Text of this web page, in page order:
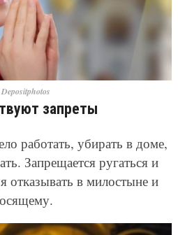
запреты
работать, убирать в доме,
Запрещается ругаться и
отказывать в милостыне и